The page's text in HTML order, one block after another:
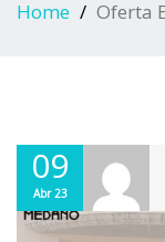
Home Oferta
09
Abr 23